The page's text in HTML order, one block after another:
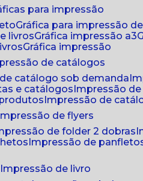
para impressão
gráfica para impressão
livros gráfica impressão a3
gráfica impressão
de catálogos
catálogo sob demanda
e catálogos impressão
impressão de
impressão de flyers
de folder 2 dobras
impressão de
impressão de livro